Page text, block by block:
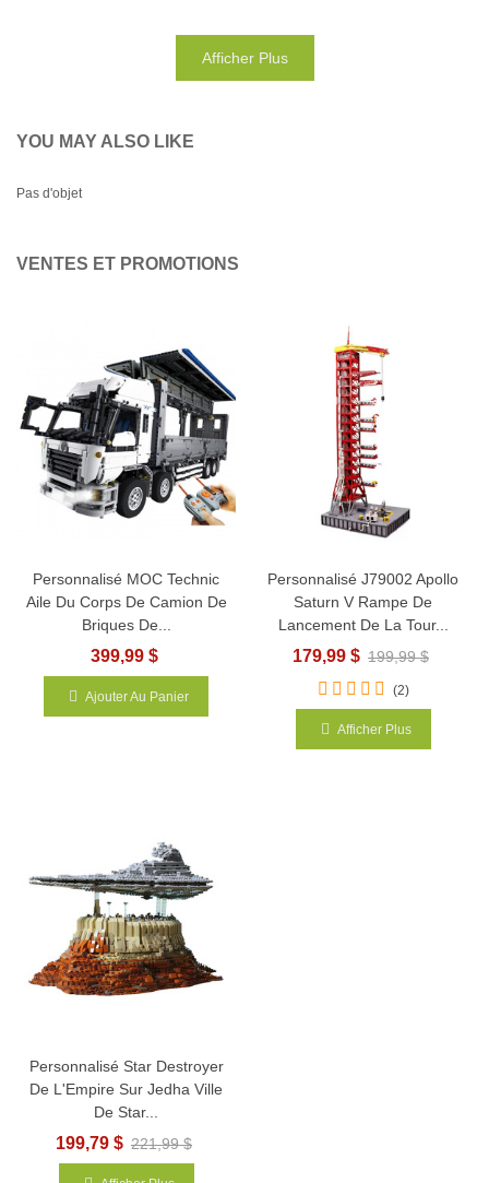
Afficher Plus
YOU MAY ALSO LIKE
Pas d'objet
VENTES ET PROMOTIONS
Personnalisé MOC Technic
Aile Du Corps De Camion De
Briques De...
399,99 $
Ajouter Au Panier
Personnalisé J79002 Apollo
Saturn V Rampe De
Lancement De La Tour...
179,99 $ 199,99 $
(2)
Afficher Plus
Personnalisé Star Destroyer
De L'Empire Sur Jedha Ville
De Star...
199,79 $ 221,99 $